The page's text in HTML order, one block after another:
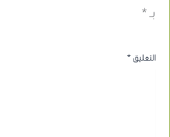
بـ*
التعليق*